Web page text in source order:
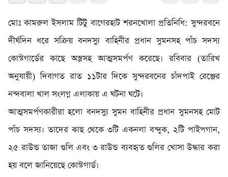
মোঃ কামরুল ইসলাম টিটু বাগেরহাট শরনখোলা প্রতিনিধি: সুন্দরবনে
দীর্ঘদিন ধরে সক্রিয় বনদস্যু বাহিনীর প্রধান সুমনসহ পাঁচ সদস্য
কোস্টগার্ডের কাছে অস্ত্রসহ আত্মসমর্পণ করেছে। রবিবার (তারিখ
অনুযায়ী) দিবাগত রাত ১১টার দিকে সুন্দরবনের চাঁদপাই রেঞ্জের
নন্দবালা খাল সংলগ্ন এলাকায় এ ঘটনা ঘটে।
আত্মসমর্পণকারীরা হলো বনদস্যু সুমন বাহিনীর প্রধান সুমনসহ মোট
পাঁচ সদস্য। তাদের কাছ থেকে ৩টি একনলা বন্দুক, ২টি পাইপগান,
২৫ রাউন্ড তাজা গুলি এবং ৩ রাউন্ড ব্যবহৃত গুলির খোসা উদ্ধার করা
হয় বলে জানিয়েছে কোস্টগার্ড।